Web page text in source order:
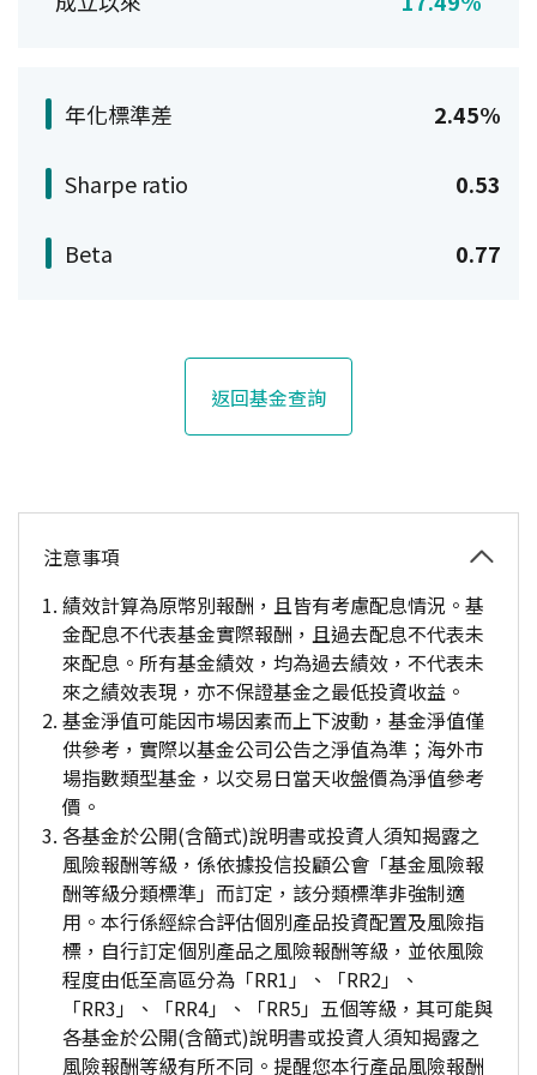
年化標準差 2.45%
Sharpe ratio 0.53
Beta 0.77
返回基金查詢
注意事項
績效計算為原幣別報酬，且皆有考慮配息情況。基
金配息不代表基金實際報酬，且過去配息不代表未
來配息。所有基金績效，均為過去績效，不代表未
來之績效表現，亦不保證基金之最低投資收益。
基金淨值可能因市場因素而上下波動，基金淨值僅
供參考，實際以基金公司公告之淨值為準；海外市
場指數類型基金，以交易日當天收盤價為淨值參考
價。
各基金於公開(含簡式)說明書或投資人須知揭露之
風險報酬等級，係依據投信投顧公會「基金風險報
酬等級分類標準」而訂定，該分類標準非強制適
用。本行係經綜合評估個別產品投資配置及風險指
標，自行訂定個別產品之風險報酬等級，並依風險
程度由低至高區分為「RR1」、「RR2」、
「RR3」、「RR4」、「RR5」五個等級，其可能與
各基金於公開(含簡式)說明書或投資人須知揭露之
風險報酬等級有所不同。提醒您本行產品風險報酬